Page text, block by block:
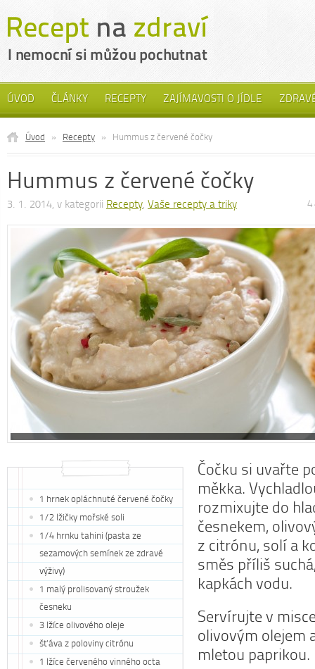
ÚVOD ČLÁNKY RECEPTY ZAJÍMAVOSTI O JÍDLE
Úvod » Recepty » Hummus z červené čočky
Hummus z červené čočky
3. 1. 2014, v kategorii Recepty, Vaše recepty a triky 4
1 hrnek opláchnuté červené čočky
1/2 lžičky mořské soli
1/4 hrnku tahini (pasta ze
sezamových semínek ze zdravé
výživy)
1 malý prolisovaný stroužek
česneku
3 lžíce olivového oleje
šťáva z poloviny citrónu
1 lžíce červeného vinného octa
Čočku si uvařte
měkka.
rozmixujte do
česnekem,
z citrónu, solí a
směs příliš
kapkách vodu.
Servírujte v
olivovým olejem
mletou paprikou.